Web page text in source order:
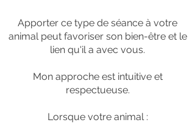
Apporter ce type de séance à votre
animal peut favoriser son bien-être et le
lien qu'il a avec vous.
Mon approche est intuitive et
respectueuse.
Lorsque votre animal :